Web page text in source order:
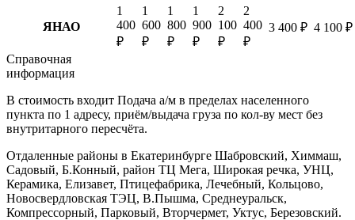
ЯНАО
1
400
₽
1
600
₽
1
800
₽
1
900
₽
2
100
₽
2
400
₽
3 400 ₽ 4 100 ₽
Справочная
информация
В стоимость входит Подача а/м в пределах населенного
пункта по 1 адресу, приём/выдача груза по кол-ву мест без
внутритарного пересчёта.
Отдаленные районы в Екатеринбурге Шабровский, Химмаш,
Садовый, Б.Конный, район ТЦ Мега, Широкая речка, УНЦ,
Керамика, Елизавет, Птицефабрика, Лечебный, Кольцово,
Новосвердловская ТЭЦ, В.Пышма, Среднеуральск,
Компрессорный, Парковый, Вторчермет, Уктус, Березовский.